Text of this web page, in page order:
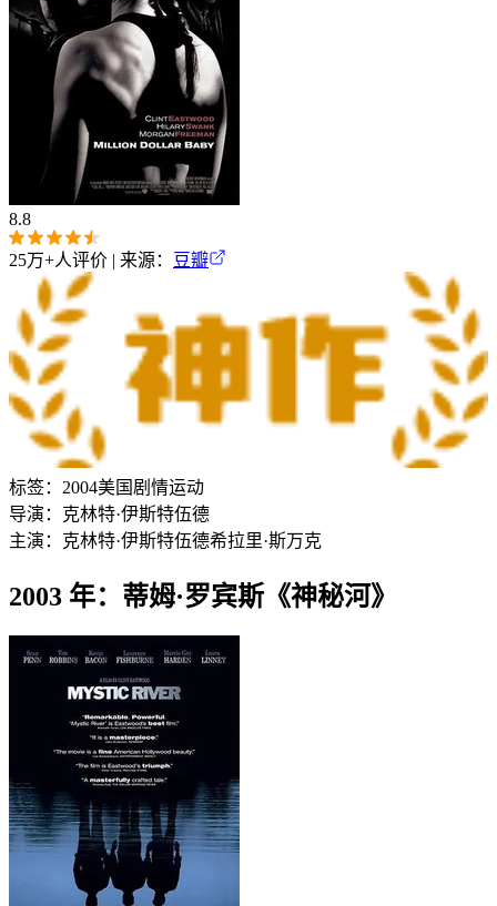
8.8
25万+人评价 | 来源： 豆瓣
标签： 2004美国 剧情运动
导演： 克林特·伊斯特伍德
主演： 克林特·伊斯特伍德希拉里·斯万克
2003 年：蒂姆·罗宾斯《神秘河》